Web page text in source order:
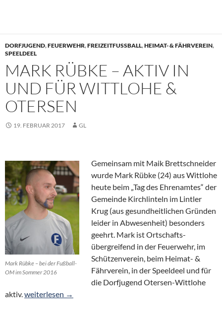
DORFJUGEND,FEUERWEHR,FREIZEITFUSSBALL,HEIMAT- & FÄHRVEREIN,
SPEELDEEL
MARK RÜBKE – AKTIV IN
UND FÜR WITTLOHE &
OTERSEN
19. FEBRUAR 2017 GL
Mark Rübke – bei der Fußball-
OM im Sommer 2016
Gemeinsam mit Maik Brettschneider
wurde Mark Rübke (24) aus Wittlohe
heute beim „Tag des Ehrenamtes“ der
Gemeinde Kirchlinteln im Lintler
Krug (aus gesundheitlichen Gründen
leider in Abwesenheit) besonders
geehrt. Mark ist Ortschafts-
übergreifend in der Feuerwehr, im
Schützenverein, beim Heimat- &
Fährverein, in der Speeldeel und für
die Dorfjugend Otersen-Wittlohe
aktiv.Mark Rübke – Aktiv in und für Wittlohe & Otersen
weiterlesen →